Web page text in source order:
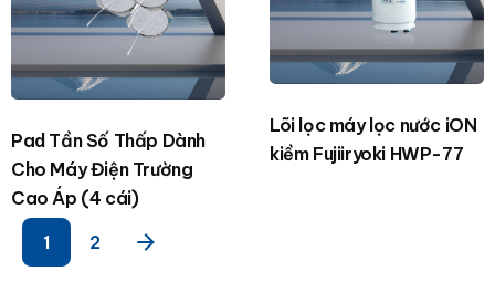
Lõi lọc máy lọc nước iON
kiềm Fujiiryoki HWP-77
Pad Tần Số Thấp Dành
Cho Máy Điện Trường
Cao Áp (4 cái)
1
2